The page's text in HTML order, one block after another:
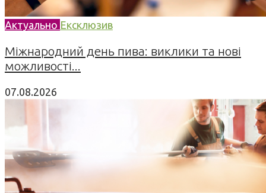
Актуально Ексклюзив
Міжнародний день пива: виклики та нові
можливості...
07.08.2026